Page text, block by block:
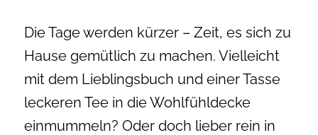
Die Tage werden kürzer – Zeit, es sich zu
Hause gemütlich zu machen. Vielleicht
mit dem Lieblingsbuch und einer Tasse
leckeren Tee in die Wohlfühldecke
einmummeln? Oder doch lieber rein in